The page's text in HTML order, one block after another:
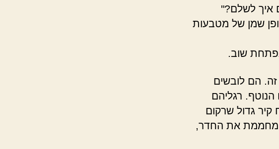
איך לשלם?"
שמן של מטבעות
שוב.
זה. הם לובשים
רגליהם
גדול שרקום
ומחממת את החדר,